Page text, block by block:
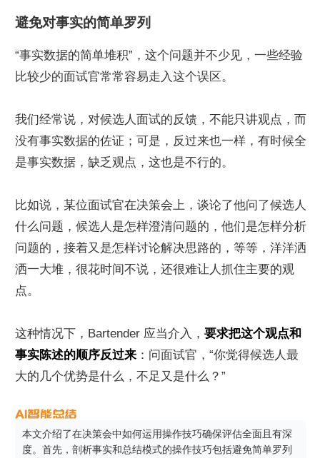
避免对事实的简单罗列
“事实数据的简单堆积”，这个问题并不少见，一些经验
比较少的面试官常常容易走入这个误区。
我们经常说，对候选人面试的反馈，不能只讲观点，而
没有事实数据的佐证；可是，反过来也一样，有时候全
是事实数据，缺乏观点，这也是不行的。
比如说，某位面试官在决策会上，谈论了他问了候选人
什么问题，候选人是怎样澄清问题的，他们是怎样分析
问题的，接着又是怎样讨论解决思路的，等等，洋洋洒
洒一大堆，很花时间不说，还很难让人抓住主要的观
点。
这种情况下，Bartender 应当介入， 要求把这个观点和
事实陈述的顺序反过来 ：问面试官，“你觉得候选人最
大的几个优势是什么，不足又是什么？”
本文介绍了在决策会中如何运用操作技巧确保评估全面且有深
度。首先，剖析事实和总结模式的操作技巧包括避免简单罗列